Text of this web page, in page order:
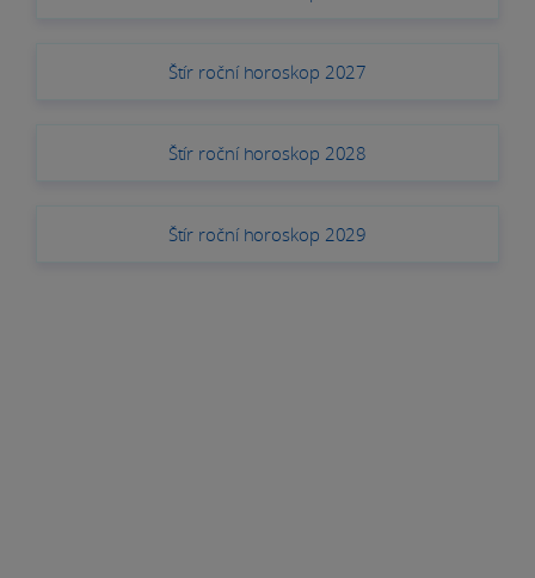
Štír roční horoskop 2027
Štír roční horoskop 2028
Štír roční horoskop 2029